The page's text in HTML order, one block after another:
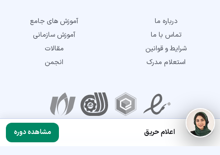
اعلام حریق مشاهده دوره
درباره ما
تماس با ما
شرایط و قوانین
استعلام مدرک
آموزش های جامع
آموزش سازمانی
مقالات
انجمن
نمادهای اعتماد